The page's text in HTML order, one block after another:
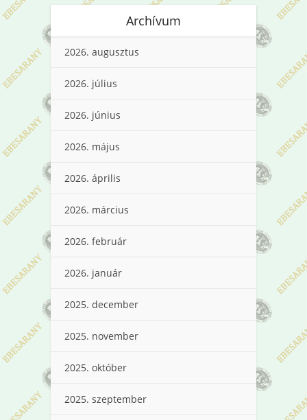
Archívum
2026. augusztus
2026. július
2026. június
2026. május
2026. április
2026. március
2026. február
2026. január
2025. december
2025. november
2025. október
2025. szeptember